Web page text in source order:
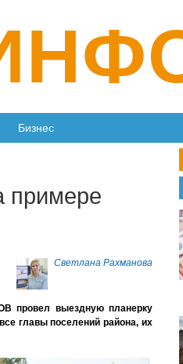
Бизнес
примере
Светлана Рахманова
провел выездную планерку
главы поселений района, их